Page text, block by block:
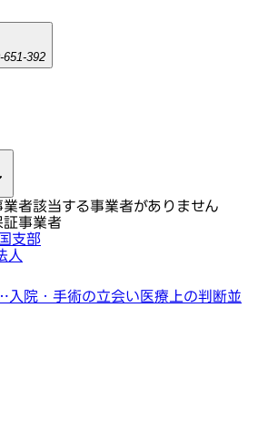
651-392
者該当する事業者がありません
事業者
支部
人
入院・手術の立会い医療上の判断並